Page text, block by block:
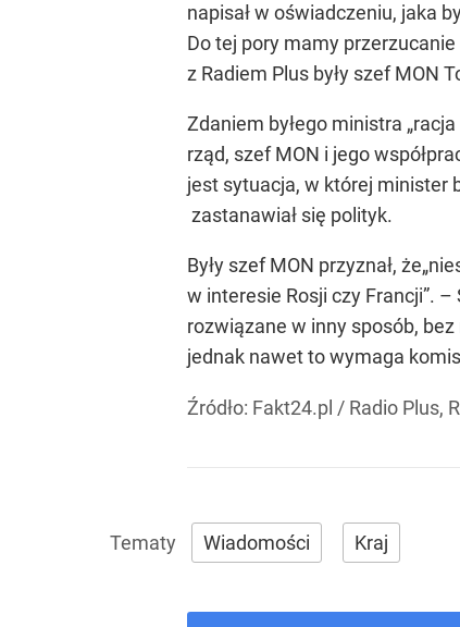
napisał w oświadczeniu, jaka
Do tej pory mamy
z Radiem Plus były szef MON
Zdaniem byłego ministra
rząd, szef MON i jego
jest sytuacja, w której minister
zastanawiał się polityk.
Były szef MON przyznał,
w interesie Rosji czy Francji”.
rozwiązane w inny sposób,
jednak nawet to wymaga
Źródło: Fakt24.pl / Radio Plus,
Wiadomości Kraj